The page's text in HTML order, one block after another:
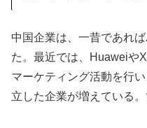
中国企業は、一昔であれ
た。最近では、Huaweiや
マーケティング活動を行
立した企業が増えている